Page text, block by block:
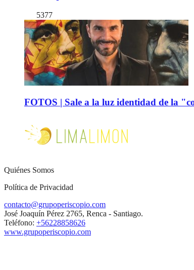
5377
FOTOS | Sale a la luz identidad de la
Quiénes Somos
Política de Privacidad
contacto@grupoperiscopio.com
José Joaquín Pérez 2765, Renca - Santiago.
Teléfono: +56228858626
www.grupoperiscopio.com